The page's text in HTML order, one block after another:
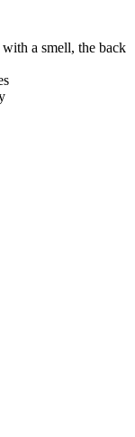
a smell, the back